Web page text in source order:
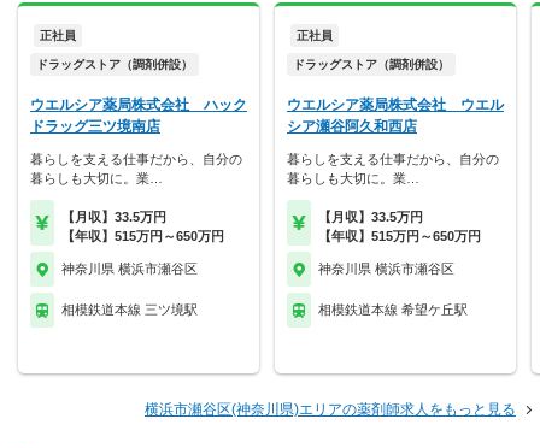
正社員
ドラッグストア（調剤併設）
ウエルシア薬局株式会社 ハック
ドラッグ三ツ境南店
暮らしを支える仕事だから、自分の
暮らしも大切に。業…
【月収】33.5万円
【年収】515万円～650万円
神奈川県 横浜市瀬谷区
相模鉄道本線 三ツ境駅
正社員
ドラッグストア（調剤併設）
ウエルシア薬局株式会社 ウエル
シア瀬谷阿久和西店
暮らしを支える仕事だから、自分の
暮らしも大切に。業…
【月収】33.5万円
【年収】515万円～650万円
神奈川県 横浜市瀬谷区
相模鉄道本線 希望ケ丘駅
横浜市瀬谷区(神奈川県)エリアの薬剤師求人をもっと見る